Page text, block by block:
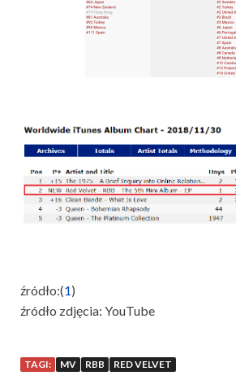
źródło:(1)
źródło zdjęcia: YouTube
TAGI: MV RBB RED VELVET